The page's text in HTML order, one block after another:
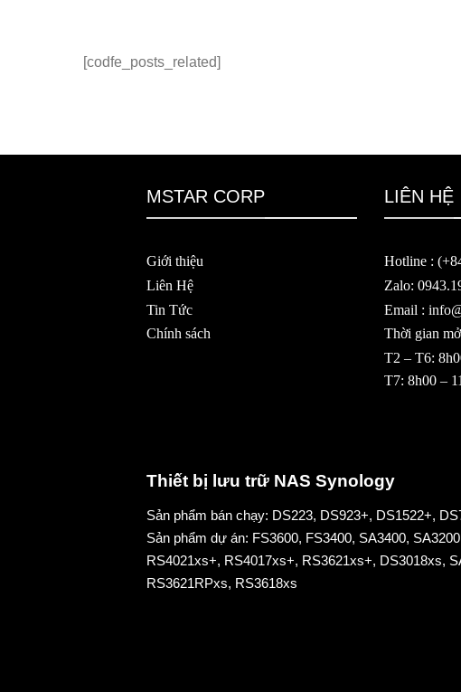
[codfe_posts_related]
MSTAR CORP
Giới thiệu
Liên Hệ
Tin Tức
Chính sách
LIÊN HỆ
Hotline :
Zalo:
Email :
Thời gian
T2 – T6:
T7: 8h00 –
Thiết bị lưu trữ NAS Synology
Sản phẩm bán chạy: DS223, DS923+, DS1522+,
Sản phẩm dự án: FS3600, FS3400, SA3400,
RS4021xs+, RS4017xs+, RS3621xs+, DS3018xs,
RS3621RPxs, RS3618xs